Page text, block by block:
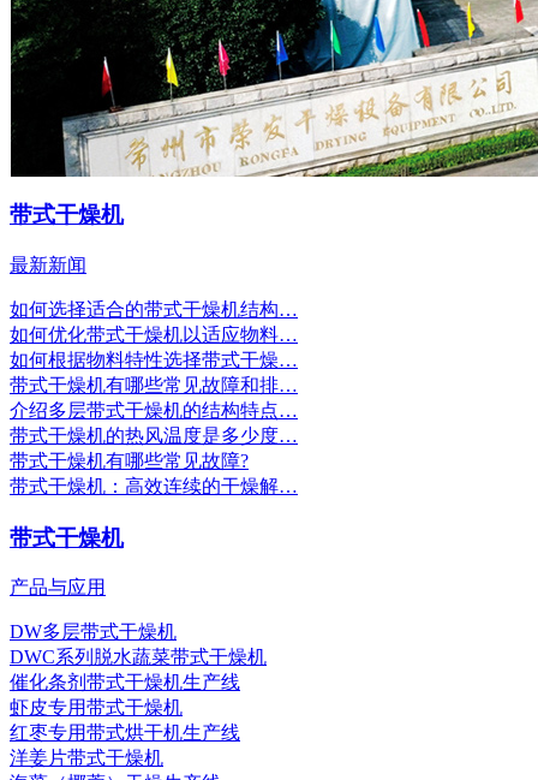
带式干燥机
最新新闻
如何选择适合的带式干燥机结构…
如何优化带式干燥机以适应物料…
如何根据物料特性选择带式干燥…
带式干燥机有哪些常见故障和排…
介绍多层带式干燥机的结构特点…
带式干燥机的热风温度是多少度…
带式干燥机有哪些常见故障?
带式干燥机：高效连续的干燥解…
带式干燥机
产品与应用
DW多层带式干燥机
DWC系列脱水蔬菜带式干燥机
催化条剂带式干燥机生产线
虾皮专用带式干燥机
红枣专用带式烘干机生产线
洋姜片带式干燥机